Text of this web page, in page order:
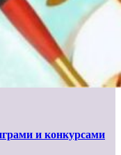
и конкурсами